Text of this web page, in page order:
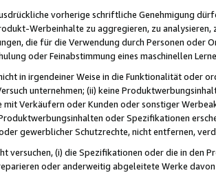
vorherige schriftliche Genehmigung
Werbeinhalte zu aggregieren, zu
die für die Verwendung durch Personen
oder Feinabstimmung eines maschinellen
in irgendeiner Weise in die Funktionalität oder
unternehmen; (ii) keine
Verkäufern oder Kunden oder sonstiger
oder Spezifikationen
gewerblicher Schutzrechte, nicht entfernen,
versuchen, (i) die Spezifikationen oder die in
oder anderweitig abgeleitete Werke